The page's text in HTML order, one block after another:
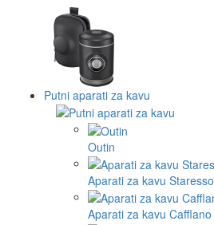
Putni aparati za kavu
Outin
Aparati za kavu Staresso
Aparati za kavu Cafflano